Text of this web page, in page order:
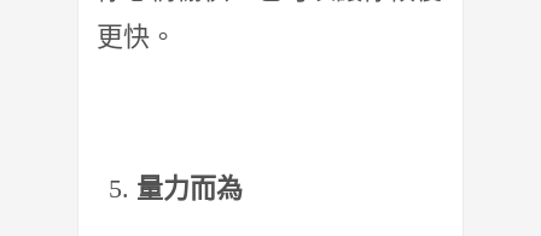
更快。
量力而為